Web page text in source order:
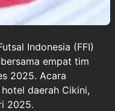
Indonesia (FFI)
empat tim
2025. Acara
daerah Cikini,
2025.